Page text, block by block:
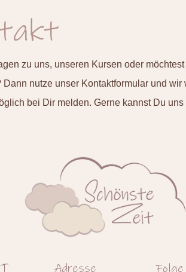
zu uns, unseren Kursen oder
Dann nutze unser Kontaktformular und wir
bei Dir melden. Gerne kannst Du
Adresse